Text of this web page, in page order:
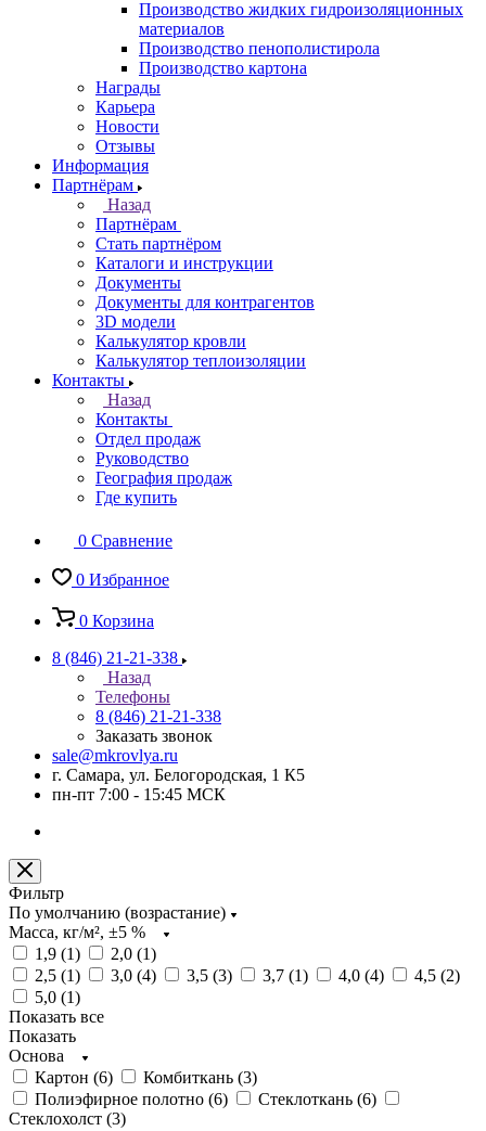
Производство жидких гидроизоляционных
материалов
Производство пенополистирола
Производство картона
Награды
Карьера
Новости
Отзывы
Информация
Партнёрам
Назад
Партнёрам
Стать партнёром
Каталоги и инструкции
Документы
Документы для контрагентов
3D модели
Калькулятор кровли
Калькулятор теплоизоляции
Контакты
Назад
Контакты
Отдел продаж
Руководство
География продаж
Где купить
0 Сравнение
0 Избранное
0 Корзина
8 (846) 21-21-338
Назад
Телефоны
8 (846) 21-21-338
Заказать звонок
sale@mkrovlya.ru
г. Самара, ул. Белогородская, 1 К5
пн-пт 7:00 - 15:45 МСК
Фильтр
По умолчанию (возрастание)
Масса, кг/м², ±5 %
1,9 (1) 2,0 (1)
2,5 (1) 3,0 (4) 3,5 (3) 3,7 (1) 4,0 (4) 4,5 (2)
5,0 (1)
Показать все
Показать
Основа
Картон (6) Комбиткань (3)
Полиэфирное полотно (6) Стеклоткань (6)
Стеклохолст (3)